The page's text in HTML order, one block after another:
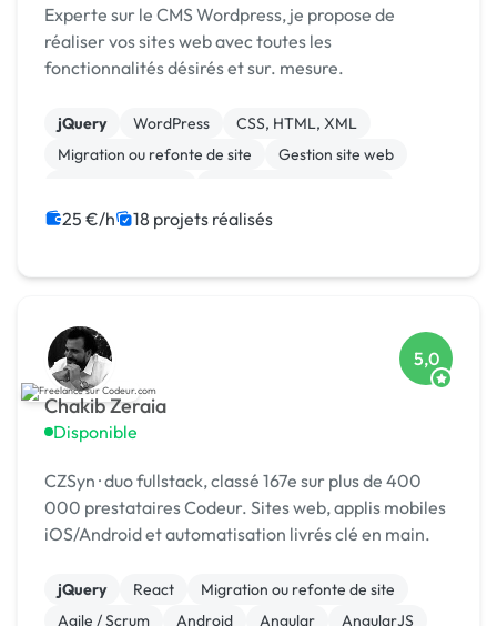
Experte sur le CMS Wordpress, je propose de
réaliser vos sites web avec toutes les
fonctionnalités désirés et sur. mesure.
jQuery WordPress
CSS, HTML, XML
Migration ou refonte de site
Gestion site web
Photoshop
JavaScript Charte graphique
25 €/h 18 projets réalisés
Chakib Zeraia
Disponible
5,0
CZSyn · duo fullstack, classé 167e sur plus de 400
000 prestataires Codeur. Sites web, applis mobiles
iOS/Android et automatisation livrés clé en main.
jQuery React
Migration ou refonte de site
Agile / Scrum
Android Angular
AngularJS